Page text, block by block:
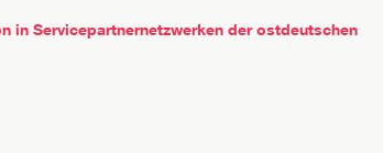
in Servicepartnernetzwerken der ostdeutschen